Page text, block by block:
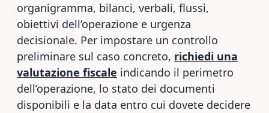
organigramma, bilanci, verbali, flussi,
obiettivi dell’operazione e urgenza
decisionale. Per impostare un controllo
preliminare sul caso concreto, richiedi una
valutazione fiscale indicando il perimetro
dell’operazione, lo stato dei documenti
disponibili e la data entro cui dovete decidere